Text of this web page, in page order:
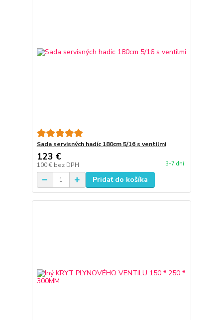
Sada servisných hadíc 180cm 5/16 s ventilmi
123 €
100 € bez DPH 3-7 dní
Pridať do košíka